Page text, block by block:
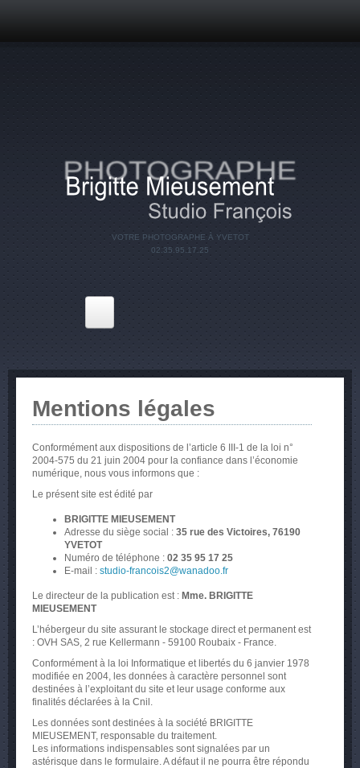
VOTRE PHOTOGRAPHE À YVETOT
02.35.95.17.25
Nos galeries
Famille
Portrait enfants
Consultez nos galeries de photos
Services
PHOTOS D'IDENTITE ANTS POUR
PERMIS DE CONDUIRE
Actualités
Mentions légales
Conformément aux dispositions de l’article 6 III-1 de la loi n°
2004-575 du 21 juin 2004 pour la confiance dans l’économie
numérique, nous vous informons que :
Le présent site est édité par
BRIGITTE MIEUSEMENT
Adresse du siège social : 35 rue des Victoires, 76190
YVETOT
Numéro de téléphone : 02 35 95 17 25
E-mail : studio-francois2@wanadoo.fr
Le directeur de la publication est : Mme. BRIGITTE
MIEUSEMENT
L’hébergeur du site assurant le stockage direct et permanent est
: OVH SAS, 2 rue Kellermann - 59100 Roubaix - France.
Conformément à la loi Informatique et libertés du 6 janvier 1978
modifiée en 2004, les données à caractère personnel sont
destinées à l’exploitant du site et leur usage conforme aux
finalités déclarées à la Cnil.
Les données sont destinées à la société BRIGITTE
MIEUSEMENT, responsable du traitement.
Les informations indispensables sont signalées par un
astérisque dans le formulaire. A défaut il ne pourra être répondu